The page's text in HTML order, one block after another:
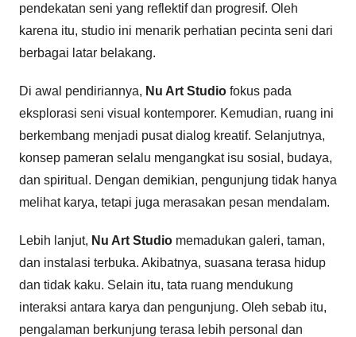
pendekatan seni yang reflektif dan progresif. Oleh
karena itu, studio ini menarik perhatian pecinta seni dari
berbagai latar belakang.
Di awal pendiriannya, Nu Art Studio fokus pada
eksplorasi seni visual kontemporer. Kemudian, ruang ini
berkembang menjadi pusat dialog kreatif. Selanjutnya,
konsep pameran selalu mengangkat isu sosial, budaya,
dan spiritual. Dengan demikian, pengunjung tidak hanya
melihat karya, tetapi juga merasakan pesan mendalam.
Lebih lanjut, Nu Art Studio memadukan galeri, taman,
dan instalasi terbuka. Akibatnya, suasana terasa hidup
dan tidak kaku. Selain itu, tata ruang mendukung
interaksi antara karya dan pengunjung. Oleh sebab itu,
pengalaman berkunjung terasa lebih personal dan